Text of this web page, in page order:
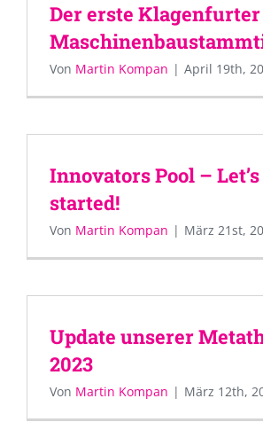
Der erste Klagenfurter
Von Martin Kompan | April 19th,
Innovators Pool –
started!
Von Martin Kompan | März 21st,
Update unserer
2023
Von Martin Kompan | März 12th,